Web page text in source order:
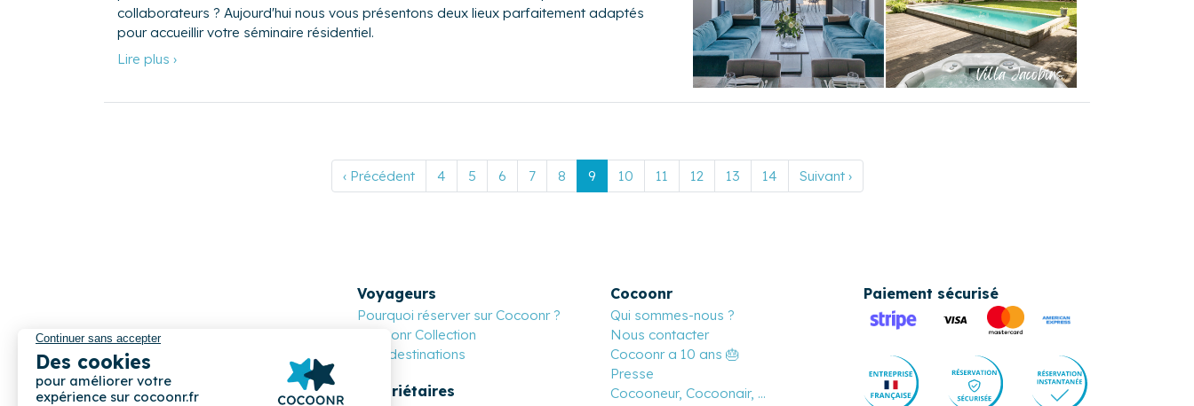
collaborateurs ? Aujourd'hui nous vous présentons deux lieux parfaitement adaptés
pour accueillir votre séminaire résidentiel.
Lire plus ›
‹ Précédent 4 5 6 7 8 9 10 11 12 13 14 Suivant ›
Voyageurs
Pourquoi réserver sur Cocoonr ?
Cocoonr Collection
Nos destinations
Propriétaires
Cocoonr
Qui sommes-nous ?
Nous contacter
Cocoonr a 10 ans 🎂
Presse
Cocooneur, Cocoonair, ...
Paiement sécurisé